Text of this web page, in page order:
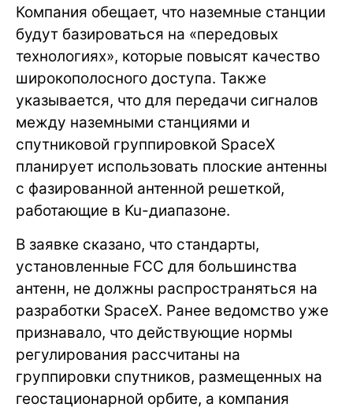
Компания обещает, что наземные станции
будут базироваться на «передовых
технологиях», которые повысят качество
широкополосного доступа. Также
указывается, что для передачи сигналов
между наземными станциями и
спутниковой группировкой SpaceX
планирует использовать плоские антенны
с фазированной антенной решеткой,
работающие в Ku-диапазоне.
В заявке сказано, что стандарты,
установленные FCC для большинства
антенн, не должны распространяться на
разработки SpaceX. Ранее ведомство уже
признавало, что действующие нормы
регулирования рассчитаны на
группировки спутников, размещенных на
геостационарной орбите, а компания